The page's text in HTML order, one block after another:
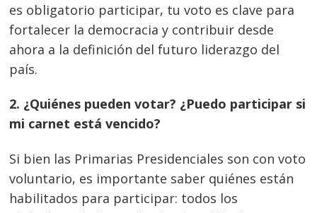
es obligatorio participar, tu voto es clave para
fortalecer la democracia y contribuir desde
ahora a la definición del futuro liderazgo del
país.
2. ¿Quiénes pueden votar? ¿Puedo participar si
mi carnet está vencido?
Si bien las Primarias Presidenciales son con voto
voluntario, es importante saber quiénes están
habilitados para participar: todos los
Navegación
de
entradas